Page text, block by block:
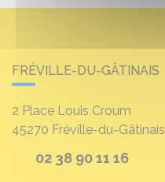
FRÉVILLE-DU-GÂTINAIS
2 Place Louis Croum
45270 Fréville-du-Gâtinais
02 38 90 11 16